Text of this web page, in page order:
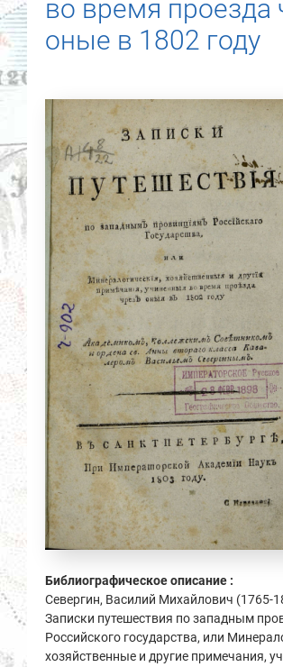
Партнерыво время проезда
оные в 1802 году
Библиографическое описание :
Севергин, Василий Михайлович (1765-
Записки путешествия по западным
Российского государства, или
хозяйственные и другие примечания,